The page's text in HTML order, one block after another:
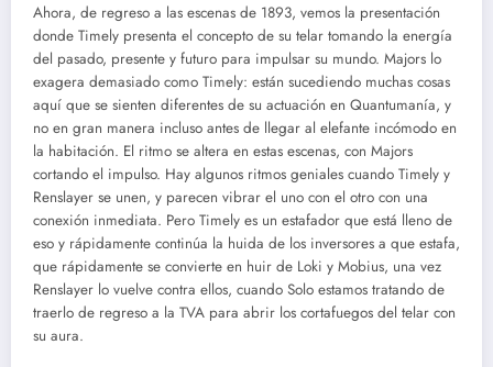
Ahora, de regreso a las escenas de 1893, vemos la presentación
donde Timely presenta el concepto de su telar tomando la energía
del pasado, presente y futuro para impulsar su mundo. Majors lo
exagera demasiado como Timely: están sucediendo muchas cosas
aquí que se sienten diferentes de su actuación en Quantumanía, y
no en gran manera incluso antes de llegar al elefante incómodo en
la habitación. El ritmo se altera en estas escenas, con Majors
cortando el impulso. Hay algunos ritmos geniales cuando Timely y
Renslayer se unen, y parecen vibrar el uno con el otro con una
conexión inmediata. Pero Timely es un estafador que está lleno de
eso y rápidamente continúa la huida de los inversores a que estafa,
que rápidamente se convierte en huir de Loki y Mobius, una vez
Renslayer lo vuelve contra ellos, cuando Solo estamos tratando de
traerlo de regreso a la TVA para abrir los cortafuegos del telar con
su aura.